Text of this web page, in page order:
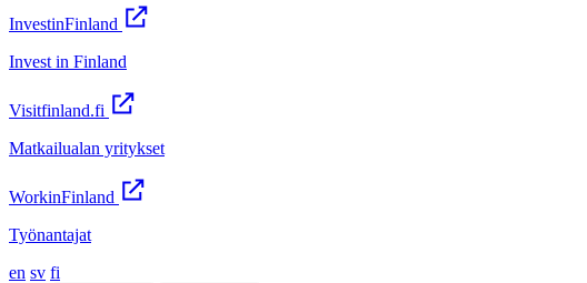
InvestinFinland
Invest in Finland
Visitfinland.fi
Matkailualan yritykset
WorkinFinland
Työnantajat
en sv fi